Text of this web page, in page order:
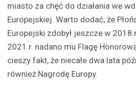
miasto za chęć do działania we
Europejskiej. Warto dodać, że
Europejski zdobył jeszcze w 2018
2021 r. nadano mu Flagę
cieszy fakt, że niecałe dwa lata
również Nagrodę Europy.